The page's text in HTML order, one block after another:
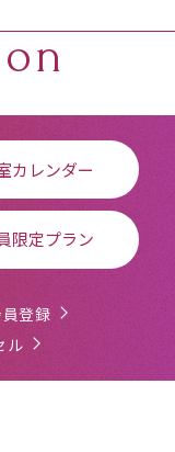
カレンダー
限定プラン
登録
ル